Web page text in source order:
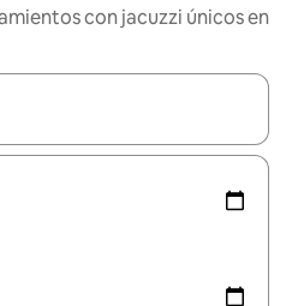
con jacuzzi únicos en
disponibles, podrás navegar